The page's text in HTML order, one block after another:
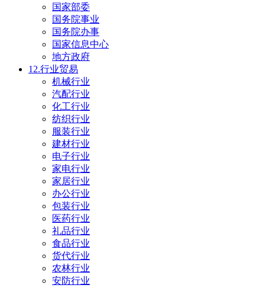
国家部委
国务院事业
国务院办事
国家信息中心
地方政府
12.行业贸易
机械行业
汽配行业
化工行业
纺织行业
服装行业
建材行业
电子行业
家电行业
家居行业
办公行业
包装行业
医药行业
礼品行业
食品行业
货代行业
农林行业
安防行业